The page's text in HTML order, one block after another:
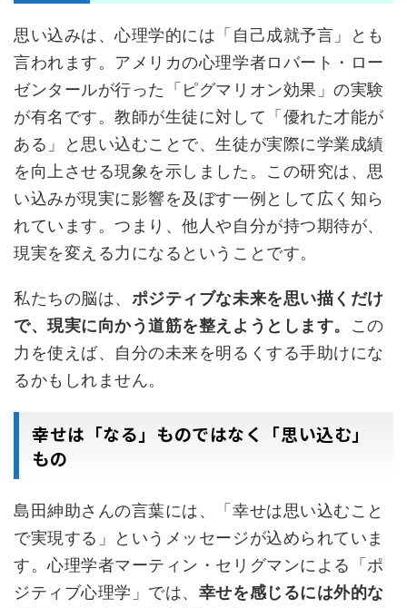
思い込みは、心理学的には「自己成就予言」とも
言われます。アメリカの心理学者ロバート・ロー
ゼンタールが行った「ピグマリオン効果」の実験
が有名です。教師が生徒に対して「優れた才能が
ある」と思い込むことで、生徒が実際に学業成績
を向上させる現象を示しました。この研究は、思
い込みが現実に影響を及ぼす一例として広く知ら
れています。つまり、他人や自分が持つ期待が、
現実を変える力になるということです。
私たちの脳は、 ポジティブな未来を思い描くだけ
で、現実に向かう道筋を整えようとします。
この
力を使えば、自分の未来を明るくする手助けにな
るかもしれません。
幸せは「なる」ものではなく「思い込む」
もの
島田紳助さんの言葉には、「幸せは思い込むこと
で実現する」というメッセージが込められていま
す。心理学者マーティン・セリグマンによる「ポ
ジティブ心理学」では、 幸せを感じるには外的な